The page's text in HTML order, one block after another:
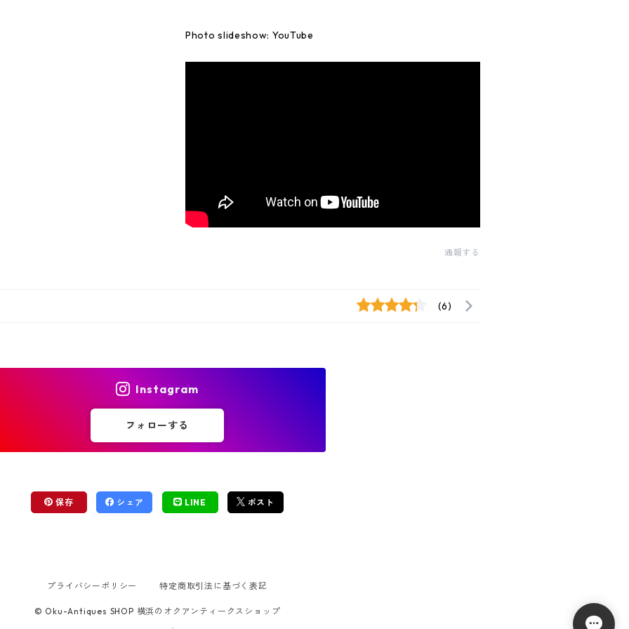
Photo slideshow: YouTube
通報する
(6)
Instagram
フォローする
保存 シェア LINE ポスト
プライバシーポリシー 特定商取引法に基づく表記
© Oku-Antiques SHOP 横浜のオクアンティークスショップ